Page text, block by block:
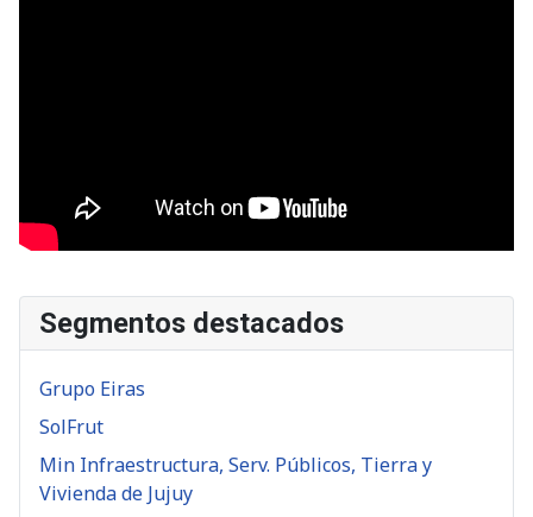
Segmentos destacados
Grupo Eiras
SolFrut
Min Infraestructura, Serv. Públicos, Tierra y
Vivienda de Jujuy